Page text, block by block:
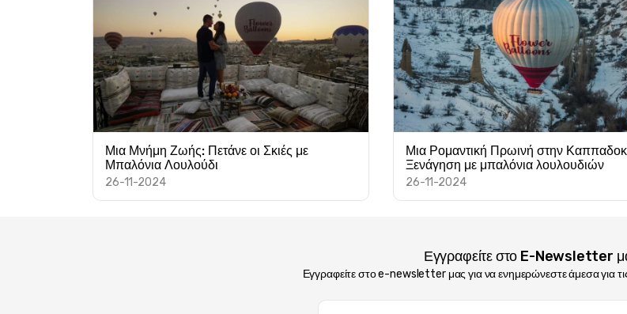
Μια Μνήμη Ζωής: Πετάνε οι Σκιές με
Μπαλόνια Λουλούδι
26-11-2024
Μια Ρομαντική Πρωινή στην
Ξενάγηση με μπαλόνια λουλουδιών
26-11-2024
Εγγραφείτε στο E-Newsletter
Εγγραφείτε στο e-newsletter μας για να ενημερώνεστε άμεσα για τις